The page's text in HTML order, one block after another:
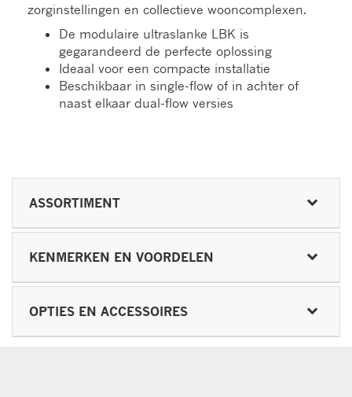
zorginstellingen en collectieve wooncomplexen.
De modulaire ultraslanke LBK is
gegarandeerd de perfecte oplossing
Ideaal voor een compacte installatie
Beschikbaar in single-flow of in achter of
naast elkaar dual-flow versies
ASSORTIMENT
KENMERKEN EN VOORDELEN
OPTIES EN ACCESSOIRES